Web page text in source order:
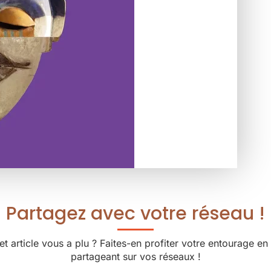
Partagez avec votre réseau !
article vous a plu ? Faites-en profiter votre entourage en
partageant sur vos réseaux !